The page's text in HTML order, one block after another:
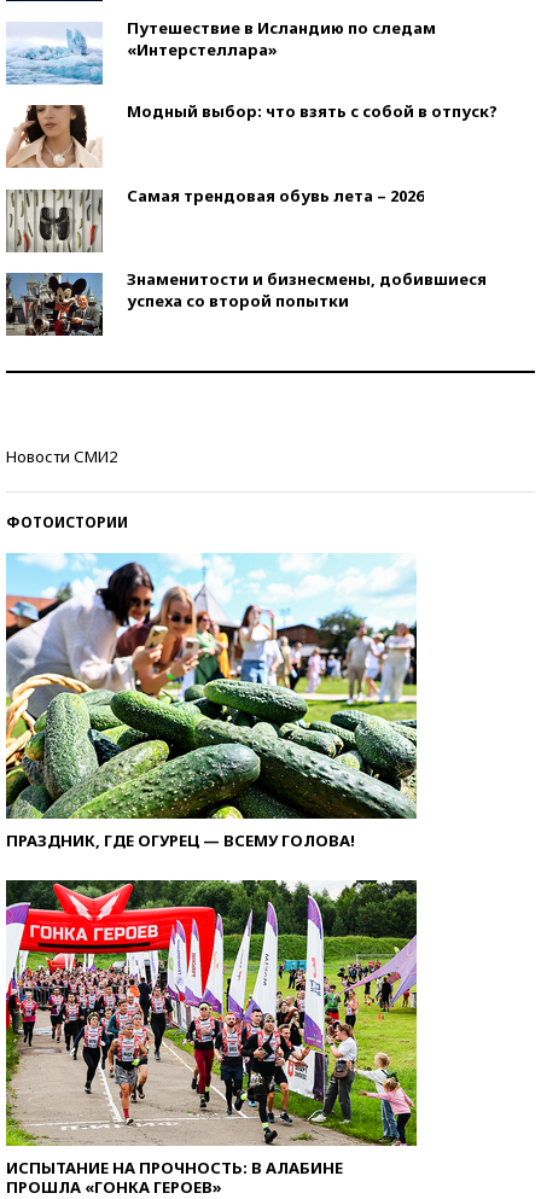
Путешествие в Исландию по следам
«Интерстеллара»
Модный выбор: что взять с собой в отпуск?
Самая трендовая обувь лета – 2026
Знаменитости и бизнесмены, добившиеся
успеха со второй попытки
Новости СМИ2
ФОТОИСТОРИИ
ПРАЗДНИК, ГДЕ ОГУРЕЦ — ВСЕМУ ГОЛОВА!
ИСПЫТАНИЕ НА ПРОЧНОСТЬ: В АЛАБИНЕ
ПРОШЛА «ГОНКА ГЕРОЕВ»